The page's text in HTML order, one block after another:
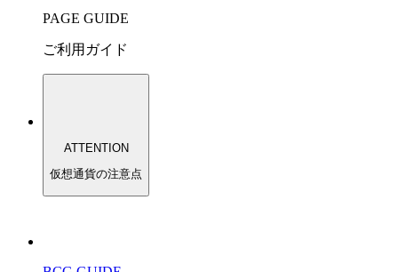
PAGE GUIDE
ご利用ガイド
ATTENTION
仮想通貨の注意点